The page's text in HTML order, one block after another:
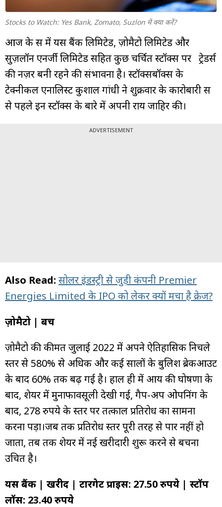
Stocks to Watch: Yes Bank, Zomato, Suzlon में क्या करें?
आज के सत्र में यस बैंक लिमिटेड, ज़ोमैटो लिमिटेड और
सुज़लॉन एनर्जी लिमिटेड सहित कुछ चर्चित स्टॉक्स पर ट्रेडर्स
की नज़र बनी रहने की संभावना है। स्टॉक्सबॉक्स के
टेक्नीकल एनालिस्ट कुशाल गांधी ने शुक्रवार के कारोबारी सत्र
से पहले इन स्टॉक्स के बारे में अपनी राय जाहिर की।
ADVERTISEMENT
Also Read: सोलर इंडस्ट्री से जुड़ी कंपनी Premier
Energies Limited के IPO को लेकर क्यों मचा है क्रेज?
ज़ोमैटो | बचें
ज़ोमैटो की कीमत जुलाई 2022 में अपने ऐतिहासिक निचले
स्तर से 580% से अधिक और कई सालों के बुलिश ब्रेकआउट
के बाद 60% तक बढ़ गई है। हाल ही में आय की घोषणा के
बाद, शेयर में मुनाफावसूली देखी गई, गैप-अप ओपनिंग के
बाद, 278 रुपये के स्तर पर तत्काल प्रतिरोध का सामना
करना पड़ा।जब तक प्रतिरोध स्तर पूरी तरह से पार नहीं हो
जाता, तब तक शेयर में नई खरीदारी शुरू करने से बचना
उचित है।
यस बैंक | खरीदें | टारगेट प्राइस: 27.50 रुपये | स्टॉप
लॉस: 23.40 रुपये